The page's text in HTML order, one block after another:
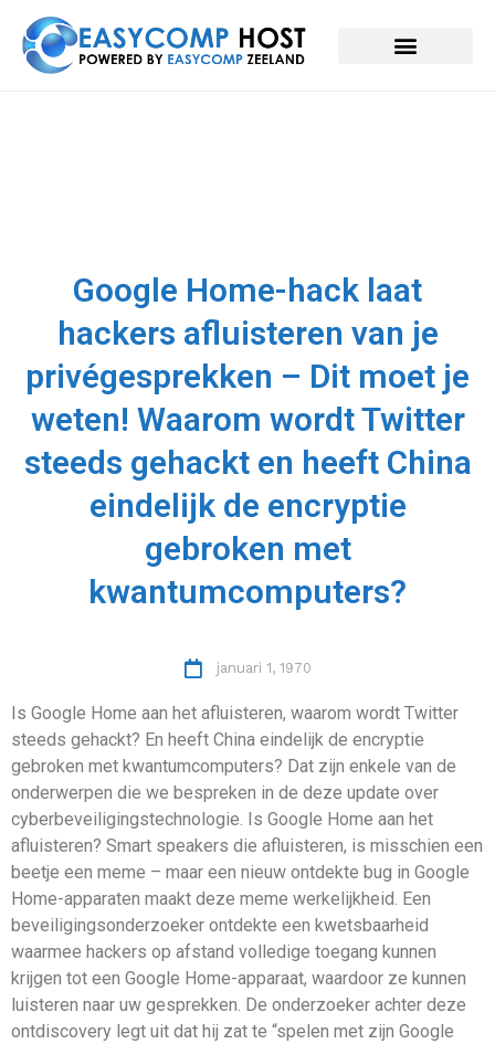
Google Home-hack laat
hackers afluisteren van je
privégesprekken – Dit moet je
weten! Waarom wordt Twitter
steeds gehackt en heeft China
eindelijk de encryptie
gebroken met
kwantumcomputers?
januari 1, 1970
Is Google Home aan het afluisteren, waarom wordt Twitter
steeds gehackt? En heeft China eindelijk de encryptie
gebroken met kwantumcomputers? Dat zijn enkele van de
onderwerpen die we bespreken in de deze update over
cyberbeveiligingstechnologie. Is Google Home aan het
afluisteren? Smart speakers die afluisteren, is misschien een
beetje een meme – maar een nieuw ontdekte bug in Google
Home-apparaten maakt deze meme werkelijkheid. Een
beveiligingsonderzoeker ontdekte een kwetsbaarheid
waarmee hackers op afstand volledige toegang kunnen
krijgen tot een Google Home-apparaat, waardoor ze kunnen
luisteren naar uw gesprekken. De onderzoeker achter deze
ontdiscovery legt uit dat hij zat te “spelen met zijn Google